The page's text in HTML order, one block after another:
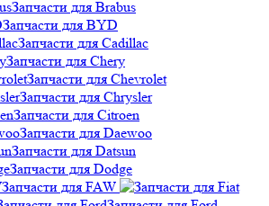
Запчасти для Brabus
Запчасти для BYD
Запчасти для Cadillac
Запчасти для Chery
Запчасти для Chevrolet
Запчасти для Chrysler
Запчасти для Citroen
Запчасти для Daewoo
Запчасти для Datsun
Запчасти для Dodge
Запчасти для FAW